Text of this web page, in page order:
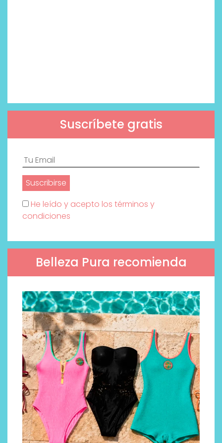
Suscríbete gratis
He leído y acepto los términos y
condiciones
Belleza Pura recomienda